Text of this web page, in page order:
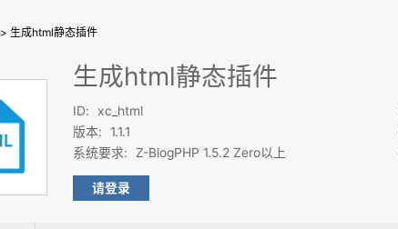
> 生成html静态插件
生成html静态插件
ID:
xc_html
版本:
1.1.1
系统要求: Z-BlogPHP 1.5.2 Zero以上
请登录